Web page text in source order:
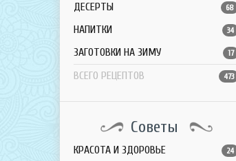
ДЕСЕРТЫ 68
НАПИТКИ 34
ЗАГОТОВКИ НА ЗИМУ 17
ВСЕГО РЕЦЕПТОВ 473
Советы
КРАСОТА И ЗДОРОВЬЕ 24